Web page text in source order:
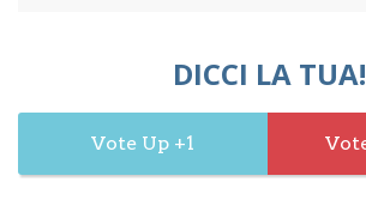
DICCI LA TUA!
1